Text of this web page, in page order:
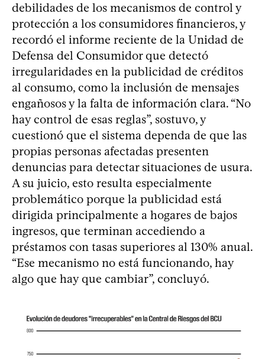
debilidades de los mecanismos de control y
protección a los consumidores financieros, y
recordó el informe reciente de la Unidad de
Defensa del Consumidor que detectó
irregularidades en la publicidad de créditos
al consumo, como la inclusión de mensajes
engañosos y la falta de información clara. “No
hay control de esas reglas”, sostuvo, y
cuestionó que el sistema dependa de que las
propias personas afectadas presenten
denuncias para detectar situaciones de usura.
A su juicio, esto resulta especialmente
problemático porque la publicidad está
dirigida principalmente a hogares de bajos
ingresos, que terminan accediendo a
préstamos con tasas superiores al 130% anual.
“Ese mecanismo no está funcionando, hay
algo que hay que cambiar”, concluyó.